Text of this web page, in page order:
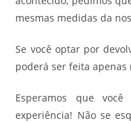
mesmas medidas da
Se você optar por
poderá ser feita apenas
Esperamos que
experiência! Não se